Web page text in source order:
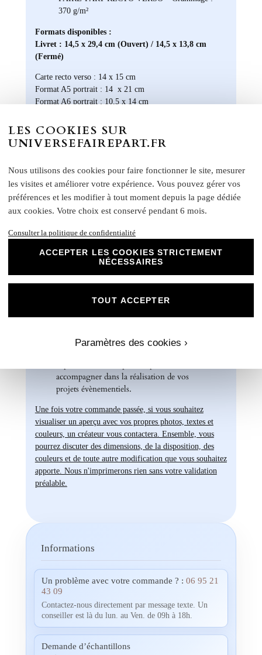
370 g/m²
Formats disponibles :
Livret : 14,5 x 29,4 cm (Ouvert) / 14,5 x 13,8 cm
(Fermé)
Carte recto verso : 14 x 15 cm
Format A5 portrait : 14 x 21 cm
Format A6 portrait : 10,5 x 14 cm
Etiquette bouteille
: Elles ont une taille unique, pensée
pour convenir à la majorité des bouteilles : 14 x 10 cm
Notre papier Mat Supérieur sont le choix
parfait pour des faire-part de mariage, des
invitations d'anniversaire, des cartes de
remerciements et bien plus encore. Optez
résultat impeccable qui ravira vos invités et
spéciaux. Laissez libre cours à votre
Supérieur pour créer des souvenirs uniques
Chez Universe Faire-part, nous mettons
d'exception qui répondent à vos attentes les
accompagner dans la réalisation de vos
projets évènementiels.
Une fois votre commande passée, si vous souhaitez
visualiser un aperçu avec vos propres photos, textes et
couleurs, un créateur vous contactera. Ensemble, vous
pourrez discuter des dimensions, de la disposition, des
couleurs et de toute autre modification que vous souhaitez
apporte. Nous n'imprimerons rien sans votre validation
préalable.
Informations
Un problème avec votre commande ? : 06 95 21
43 09
Contactez-nous directement par message texte. Un
conseiller est là du lun. au Ven. de 09h à 18h.
Demande d’échantillons
LES COOKIES SUR
UNIVERSEFAIREPART.FR
Nous utilisons des cookies pour faire fonctionner le site, mesurer
les visites et améliorer votre expérience. Vous pouvez gérer vos
préférences et les modifier à tout moment depuis la page dédiée
aux cookies. Votre choix est conservé pendant 6 mois.
Consulter la politique de confidentialité
ACCEPTER LES COOKIES STRICTEMENT
NÉCESSAIRES
Paramètres des cookies ›
TOUT ACCEPTER